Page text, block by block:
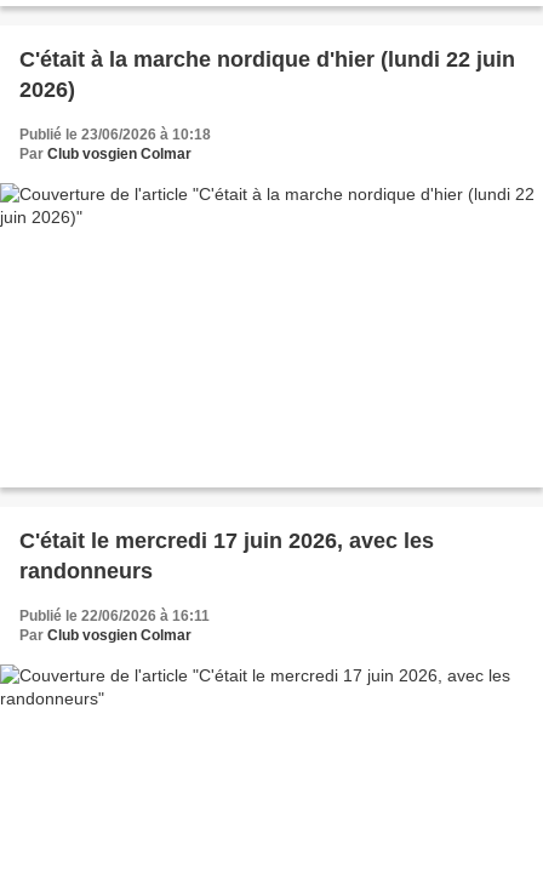
C'était à la marche nordique d'hier (lundi 22 juin
2026)
Publié le 23/06/2026 à 10:18
Par Club vosgien Colmar
C'était le mercredi 17 juin 2026, avec les
randonneurs
Publié le 22/06/2026 à 16:11
Par Club vosgien Colmar